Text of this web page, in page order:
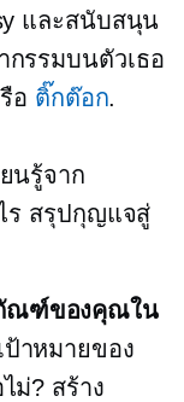
และสนับสนุน
กรรมบนตัวเธอ
อ ติ๊กต๊อก.
นรู้จาก
ร สรุปกุญแจสู่
ณฑ์ของคุณใน
ป้าหมายของ
ม่? สร้าง